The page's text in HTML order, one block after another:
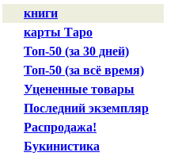
книги
карты Таро
Топ-50 (за 30 дней)
Топ-50 (за всё время)
Уцененные товары
Последний экземпляр
Распродажа!
Букинистика